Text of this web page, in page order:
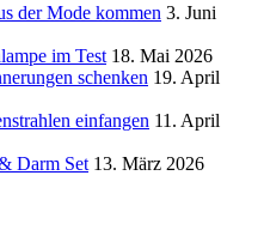
der Mode kommen 3. Juni
im Test 18. Mai 2026
schenken 19. April
einfangen 11. April
Darm Set 13. März 2026